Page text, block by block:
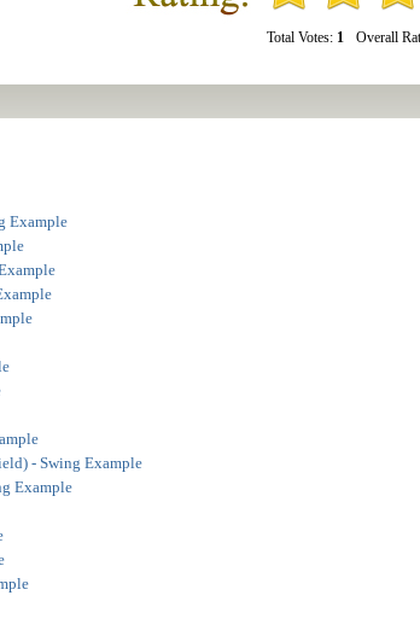
Total Votes: 1 Overall
Example
- Swing Example
Example